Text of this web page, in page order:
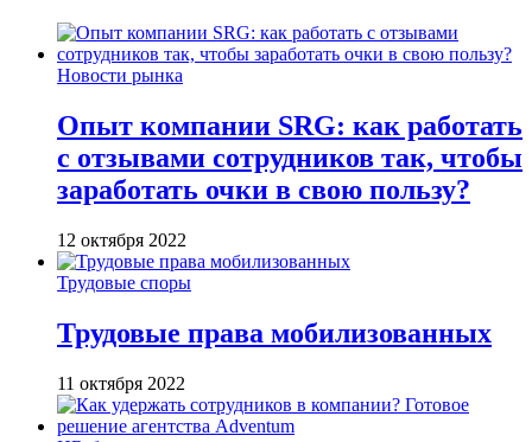
Новости рынка
Опыт компании SRG: как работать
с отзывами сотрудников так, чтобы
заработать очки в свою пользу?
12 октября 2022
Трудовые споры
Трудовые права мобилизованных
11 октября 2022